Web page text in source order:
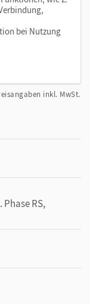
bei Nutzung
inkl. MwSt.
RS,